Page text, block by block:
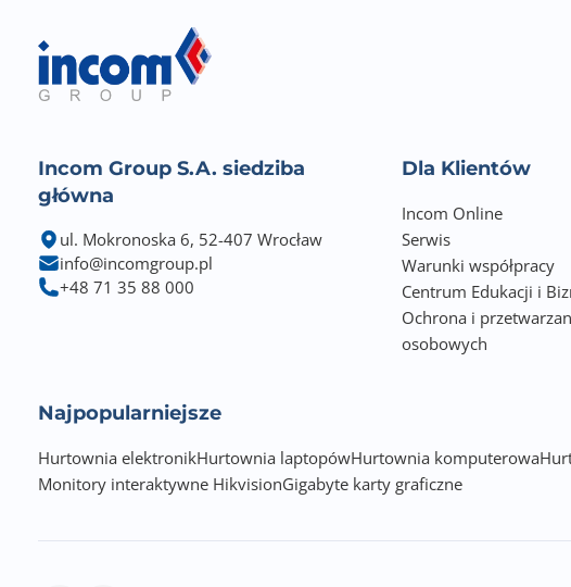
Incom Group S.A. siedziba
główna
ul. Mokronoska 6, 52-407 Wrocław
info@incomgroup.pl
+48 71 35 88 000
Dla Klientów
Incom Online
Serwis
Warunki współpracy
Centrum Edukacji i
Ochrona i
osobowych
Najpopularniejsze
Hurtownia elektronikHurtownia laptopówHurtownia komputerowa
Monitory interaktywne HikvisionGigabyte karty graficzne